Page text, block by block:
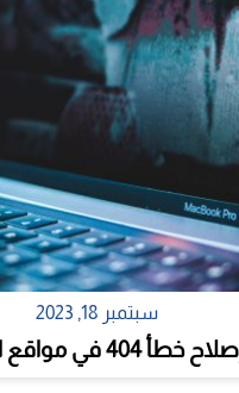
سبتمبر 18, 2023
في مواقع الووردبريس